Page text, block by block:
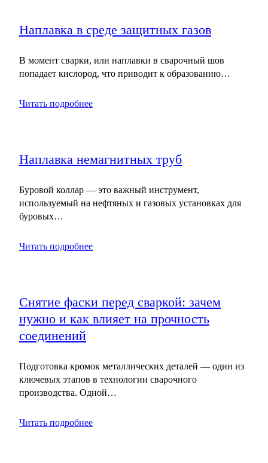
Наплавка в среде защитных газов
В момент сварки, или наплавки в сварочный шов
попадает кислород, что приводит к образованию…
Читать подробнее
Наплавка немагнитных труб
Буровой коллар — это важный инструмент,
используемый на нефтяных и газовых установках для
буровых…
Читать подробнее
Снятие фаски перед сваркой: зачем
нужно и как влияет на прочность
соединений
Подготовка кромок металлических деталей — один из
ключевых этапов в технологии сварочного
производства. Одной…
Читать подробнее